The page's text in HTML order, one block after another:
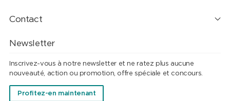
Contact
Newsletter
Inscrivez-vous à notre newsletter et ne ratez plus aucune
nouveauté, action ou promotion, offre spéciale et concours.
Profitez-en maintenant